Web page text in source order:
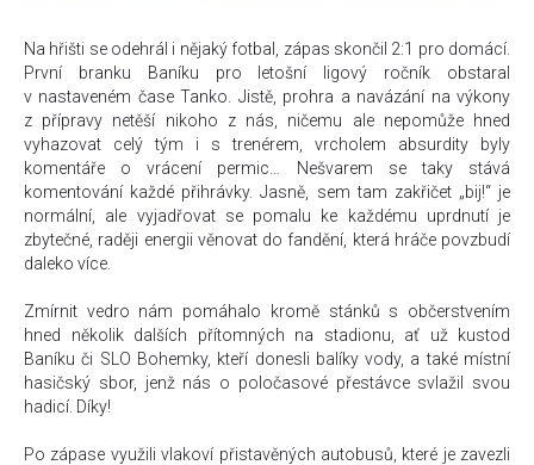
Na hřišti se odehrál i nějaký fotbal, zápas skončil 2:1 pro domácí.
První branku Baníku pro letošní ligový ročník obstaral
v nastaveném čase Tanko. Jistě, prohra a navázání na výkony
z přípravy netěší nikoho z nás, ničemu ale nepomůže hned
vyhazovat celý tým i s trenérem, vrcholem absurdity byly
komentáře o vrácení permic… Nešvarem se taky stává
komentování každé přihrávky. Jasně, sem tam zakřičet „bij!“ je
normální, ale vyjadřovat se pomalu ke každému uprdnutí je
zbytečné, raději energii věnovat do fandění, která hráče povzbudí
daleko více.
Zmírnit vedro nám pomáhalo kromě stánků s občerstvením
hned několik dalších přítomných na stadionu, ať už kustod
Baníku či SLO Bohemky, kteří donesli balíky vody, a také místní
hasičský sbor, jenž nás o poločasové přestávce svlažil svou
hadicí. Díky!
Po zápase využili vlakoví přistavěných autobusů, které je zavezli